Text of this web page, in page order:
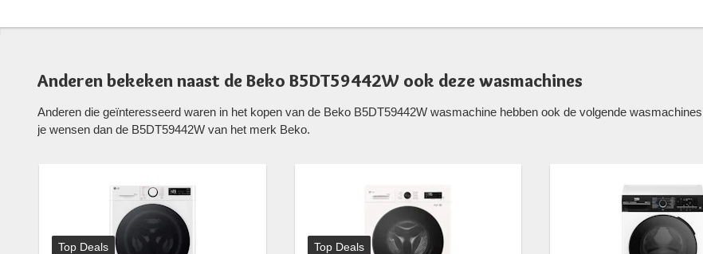
Anderen bekeken naast de Beko B5DT59442W ook deze wasmachines
Anderen die geïnteresseerd waren in het kopen van de Beko B5DT59442W wasmachine hebben ook de volgende
je wensen dan de B5DT59442W van het merk Beko.
Top Deals Top Deals